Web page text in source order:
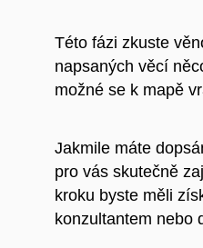
Této fázi zkuste
napsaných věcí
možné se k mapě
Jakmile máte
pro vás skutečně
kroku byste měli
konzultantem nebo